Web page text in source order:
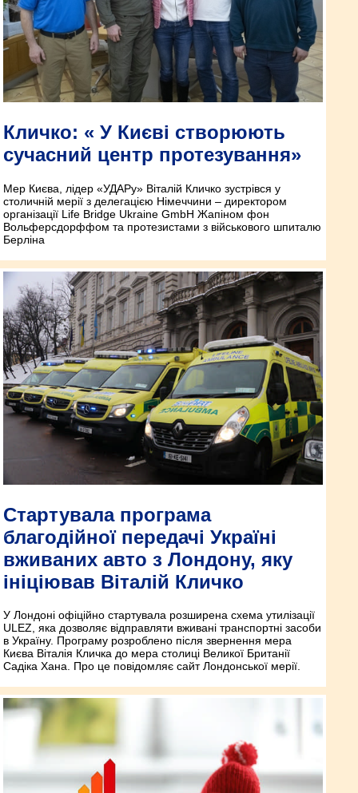
Кличко: « У Києві створюють
сучасний центр протезування»
Мер Києва, лідер «УДАРу» Віталій Кличко зустрівся у
столичній мерії з делегацією Німеччини – директором
організації Life Bridge Ukraine GmbH Жапіном фон
Вольферсдорффом та протезистами з військового шпиталю
Берліна
Стартувала програма
благодійної передачі Україні
вживаних авто з Лондону, яку
ініціював Віталій Кличко
У Лондоні офіційно стартувала розширена схема утилізації
ULEZ, яка дозволяє відправляти вживані транспортні засоби
в Україну. Програму розроблено після звернення мера
Києва Віталія Кличка до мера столиці Великої Британії
Садіка Хана. Про це повідомляє сайт Лондонської мерії.